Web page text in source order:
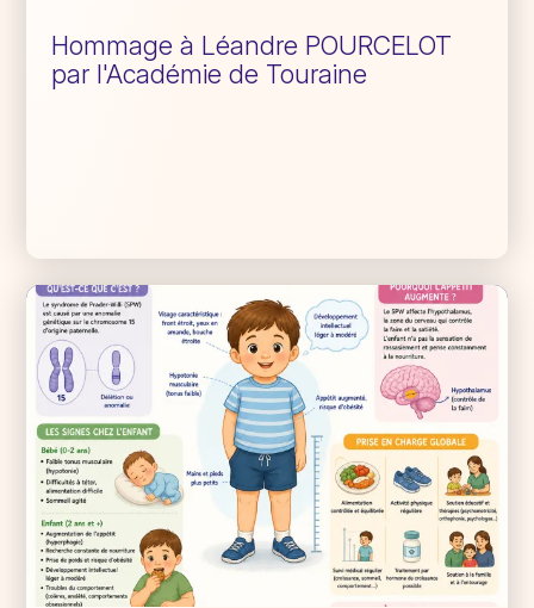
Hommage à Léandre POURCELOT
par l'Académie de Touraine